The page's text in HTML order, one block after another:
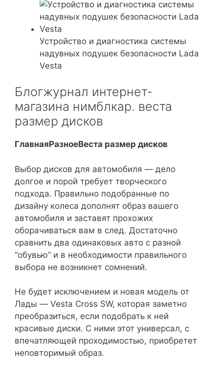
Устройство и диагностика системы
надувных подушек безопасности Lada
Vesta
Блогжурнал интернет-
магазина нимблкар. веста
размер дисков
ГлавнаяРазноеВеста размер дисков
Выбор дисков для автомобиля — дело
долгое и порой требует творческого
подхода. Правильно подобранные по
дизайну колеса дополнят образ вашего
автомобиля и заставят прохожих
оборачиваться вам в след. Достаточно
сравнить два одинаковых авто с разной
“обувью” и в необходимости правильного
выбора не возникнет сомнений.
Не будет исключением и новая модель от
Лады — Vesta Cross SW, которая заметно
преобразиться, если подобрать к ней
красивые диски. С ними этот универсал, с
впечатляющей проходимостью, приобретет
неповторимый образ.